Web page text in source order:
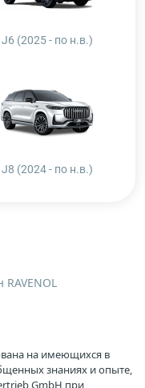
J6 (2025 - по н.в.)
J8 (2024 - по н.в.)
на имеющихся в
знаниях и опыте,
GmbH при